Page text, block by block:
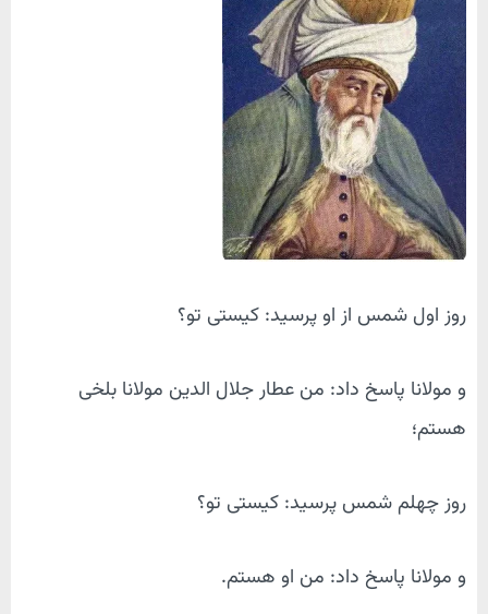
روز اول شمس از او پرسید: کیستی تو؟
و مولانا پاسخ داد: من عطار جلال الدین مولانا بلخی
هستم؛
روز چهلم شمس پرسید: کیستی تو؟
و مولانا پاسخ داد: من او هستم.